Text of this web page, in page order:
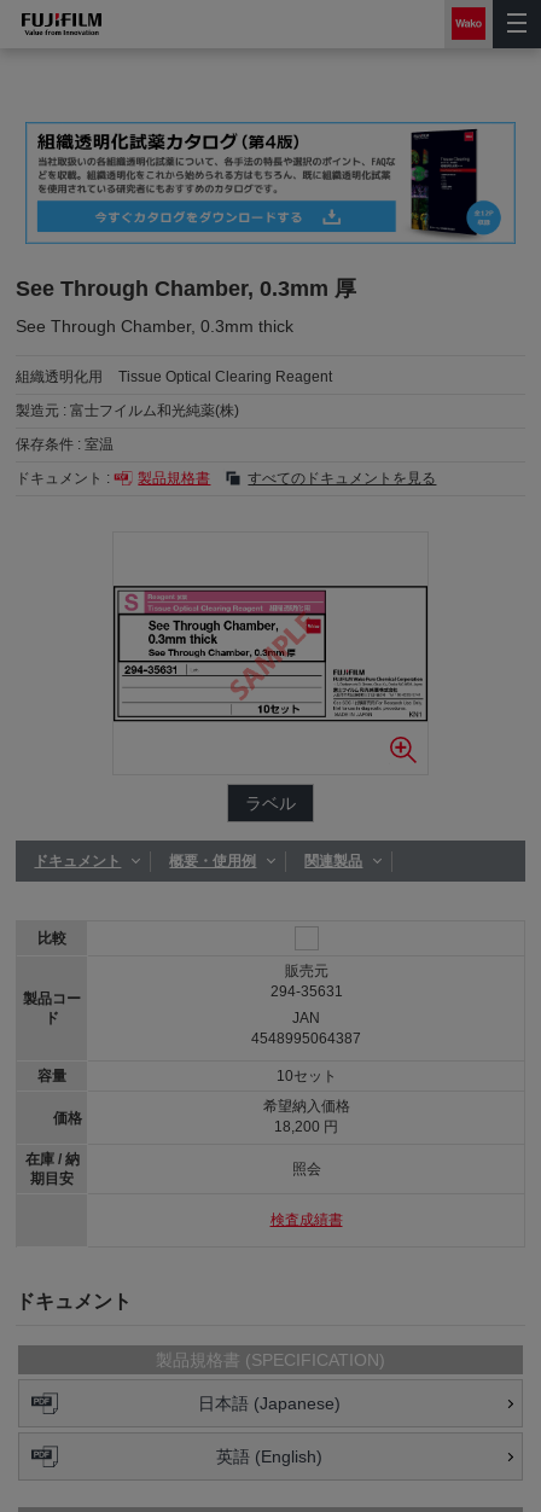
See Through Chamber, 0.3mm 厚
See Through Chamber, 0.3mm thick
組織透明化用
Tissue Optical Clearing Reagent
製造元 :富士フイルム和光純薬(株)
保存条件 :室温
ドキュメント :
製品規格書 すべてのドキュメントを見る
ラベル
ドキュメント 概要・使用例 関連製品
比較
製品コー
ド
容量
価格
在庫 / 納
期目安
販売元
294-35631
JAN
4548995064387
10セット
希望納入価格
18,200 円
照会
検査成績書
ドキュメント
製品規格書 (SPECIFICATION)
日本語 (Japanese)
英語 (English)